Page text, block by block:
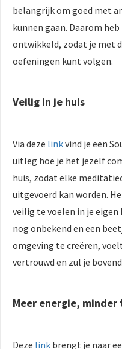
belangrijk om goed met
kunnen gaan. Daarom
ontwikkeld, zodat je met
oefeningen kunt volgen.
Veilig in je huis
Via deze linkvind je een
uitleg hoe je het jezelf
huis, zodat elke
uitgevoerd kan worden.
veilig te voelen in je eigen
nog onbekend en een
omgeving te creëren,
vertrouwd en zul je
Meer energie,
Deze link brengt je naar